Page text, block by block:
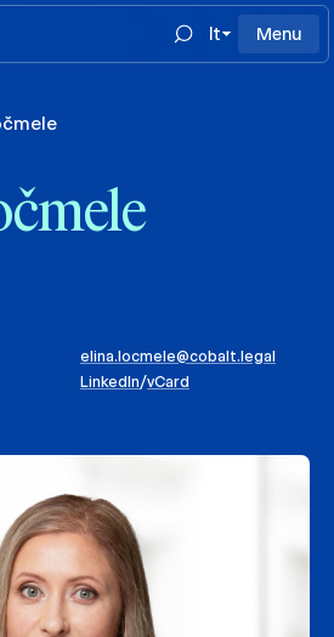
lt
Menu
elina.locmele@cobalt.legal
LinkedIn/vCard